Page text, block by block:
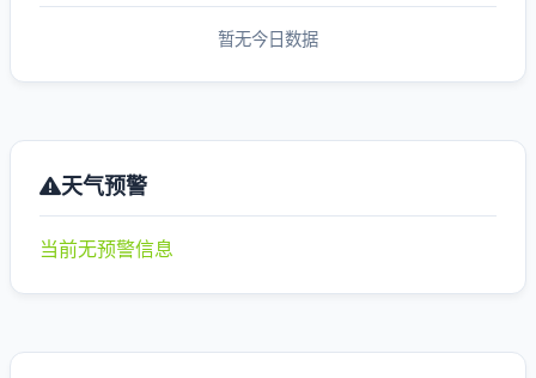
暂无今日数据
天气预警
当前无预警信息